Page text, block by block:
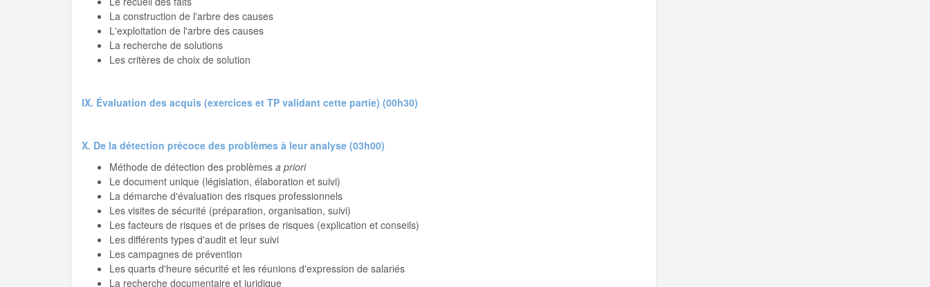
La construction de l'arbre des causes
L'exploitation de l'arbre des causes
La recherche de solutions
Les critères de choix de solution
IX. Évaluation des acquis (exercices et TP validant cette partie) (00h30)
X. De la détection précoce des problèmes à leur analyse (03h00)
Méthode de détection des problèmes a priori
Le document unique (législation, élaboration et suivi)
La démarche d'évaluation des risques professionnels
Les visites de sécurité (préparation, organisation, suivi)
Les facteurs de risques et de prises de risques (explication et conseils)
Les différents types d'audit et leur suivi
Les campagnes de prévention
Les quarts d'heure sécurité et les réunions d'expression de salariés
La recherche documentaire et juridique